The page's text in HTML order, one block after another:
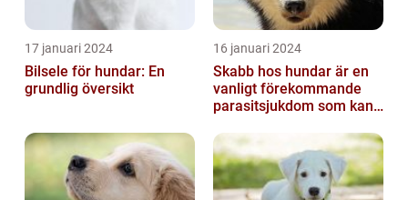
17 januari 2024
Bilsele för hundar: En
grundlig översikt
16 januari 2024
Skabb hos hundar är en
vanligt förekommande
parasitsjukdom som kan
och smittsa...